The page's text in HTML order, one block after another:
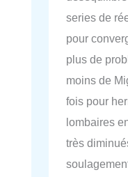
series de
pour
plus de
moins de
fois pour
lombaires
très